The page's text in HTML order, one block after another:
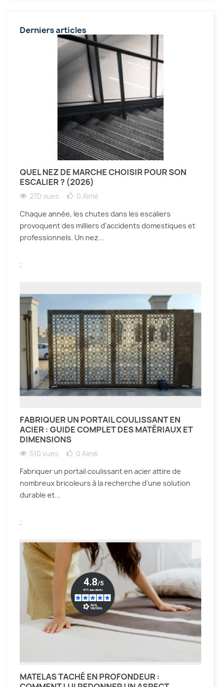
Derniers articles
QUEL NEZ DE MARCHE CHOISIR POUR SON
ESCALIER ? (2026)
270 vues 0 Aimé
Chaque année, les chutes dans les escaliers
provoquent des milliers d'accidents domestiques et
professionnels. Un nez...
.
FABRIQUER UN PORTAIL COULISSANT EN
ACIER : GUIDE COMPLET DES MATÉRIAUX ET
DIMENSIONS
510 vues 0 Aimé
Fabriquer un portail coulissant en acier attire de
nombreux bricoleurs à la recherche d'une solution
durable et...
MATELAS TACHÉ EN PROFONDEUR :